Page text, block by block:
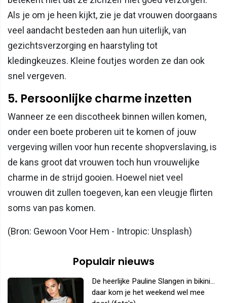
Als je om je heen kijkt, zie je dat vrouwen doorgaans
veel aandacht besteden aan hun uiterlijk, van
gezichtsverzorging en haarstyling tot
kledingkeuzes. Kleine foutjes worden ze dan ook
snel vergeven.
5. Persoonlijke charme inzetten
Wanneer ze een discotheek binnen willen komen,
onder een boete proberen uit te komen of jouw
vergeving willen voor hun recente shopverslaving, is
de kans groot dat vrouwen toch hun vrouwelijke
charme in de strijd gooien. Hoewel niet veel
vrouwen dit zullen toegeven, kan een vleugje flirten
soms van pas komen.
(Bron: Gewoon Voor Hem - Intropic: Unsplash)
Populair nieuws
De heerlijke Pauline Slangen in bikini...
daar kom je het weekend wel mee